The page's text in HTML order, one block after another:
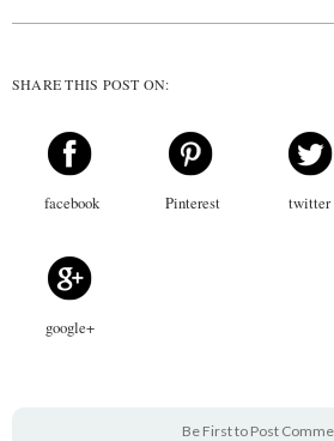
SHARE THIS POST ON:
facebook Pinterest twitter
google+
Be First to Post